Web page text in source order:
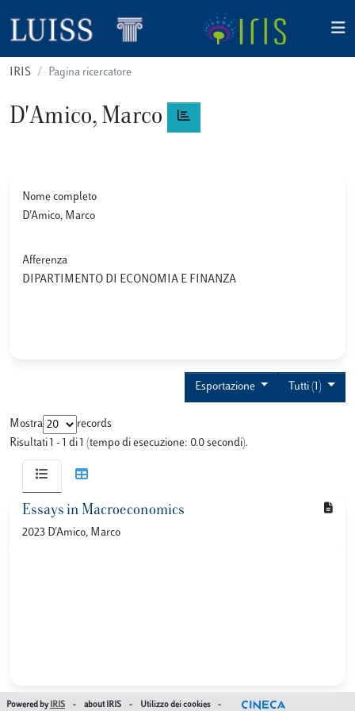
IRIS Pagina ricercatore
D'Amico, Marco
Nome completo
D'Amico, Marco
Afferenza
DIPARTIMENTO DI ECONOMIA E FINANZA
Tutti (1)
Esportazione
Mostra
records
Risultati 1 - 1 di 1 (tempo di esecuzione: 0.0 secondi).
Essays in Macroeconomics
2023 D'Amico, Marco
Powered by IRIS - about IRIS - Utilizzo dei cookies -